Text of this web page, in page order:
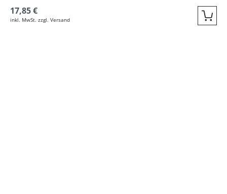
17,85 €
inkl. MwSt. zzgl. Versand